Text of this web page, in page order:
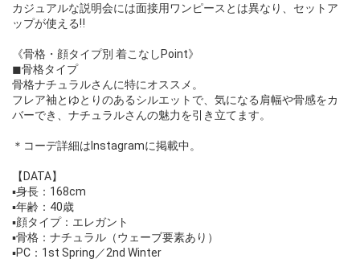
カジュアルな説明会には面接用ワンピースとは異なり、セットア
ップが使える‼︎
《骨格・顔タイプ別 着こなしPoint》
◼︎骨格タイプ
骨格ナチュラルさんに特にオススメ。
フレア袖とゆとりのあるシルエットで、気になる肩幅や骨感をカ
バーでき、ナチュラルさんの魅力を引き立てます。
＊コーデ詳細はInstagramに掲載中。
【DATA】
▪️身長：168cm
▪️年齢：40歳
▪️顔タイプ：エレガント
▪️骨格：ナチュラル（ウェーブ要素あり）
▪️PC：1st Spring／2nd Winter